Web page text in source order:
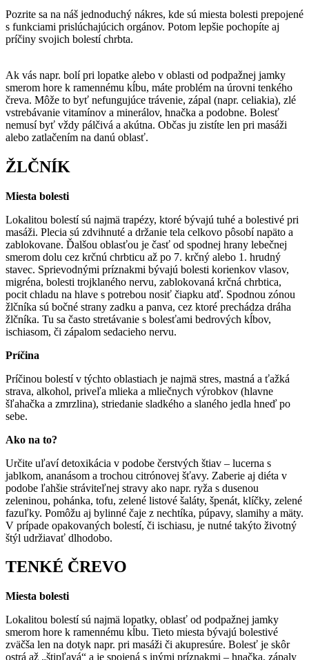
Pozrite sa na náš jednoduchý nákres, kde sú miesta bolesti prepojené
s funkciami prislúchajúcich orgánov. Potom lepšie pochopíte aj
príčiny svojich bolestí chrbta.
Ak vás napr. bolí pri lopatke alebo v oblasti od podpažnej jamky
smerom hore k ramennému kĺbu, máte problém na úrovni tenkého
čreva. Môže to byť nefungujúce trávenie, zápal (napr. celiakia), zlé
vstrebávanie vitamínov a minerálov, hnačka a podobne. Bolesť
nemusí byť vždy pálčivá a akútna. Občas ju zistíte len pri masáži
alebo zatlačením na danú oblasť.
ŽLČNÍK
Miesta bolesti
Lokalitou bolestí sú najmä trapézy, ktoré bývajú tuhé a bolestivé pri
masáži. Plecia sú zdvihnuté a držanie tela celkovo pôsobí napäto a
zablokovane. Ďalšou oblasťou je časť od spodnej hrany lebečnej
smerom dolu cez krčnú chrbticu až po 7. krčný alebo 1. hrudný
stavec. Sprievodnými príznakmi bývajú bolesti korienkov vlasov,
migréna, bolesti trojklaného nervu, zablokovaná krčná chrbtica,
pocit chladu na hlave s potrebou nosiť čiapku atď. Spodnou zónou
žlčníka sú bočné strany zadku a panva, cez ktoré prechádza dráha
žlčníka. Tu sa často stretávanie s bolesťami bedrových kĺbov,
ischiasom, či zápalom sedacieho nervu.
Príčina
Príčinou bolestí v týchto oblastiach je najmä stres, mastná a ťažká
strava, alkohol, priveľa mlieka a mliečnych výrobkov (hlavne
šľahačka a zmrzlina), striedanie sladkého a slaného jedla hneď po
sebe.
Ako na to?
Určite uľaví detoxikácia v podobe čerstvých štiav – lucerna s
jablkom, ananásom a trochou citrónovej šťavy. Zaberie aj diéta v
podobe ľahšie stráviteľnej stravy ako napr. ryža s dusenou
zeleninou, pohánka, tofu, zelené listové šaláty, špenát, klíčky, zelené
fazuľky. Pomôžu aj bylinné čaje z nechtíka, púpavy, slamihy a mäty.
V prípade opakovaných bolestí, či ischiasu, je nutné takýto životný
štýl udržiavať dlhodobo.
TENKÉ ČREVO
Miesta bolesti
Lokalitou bolestí sú najmä lopatky, oblasť od podpažnej jamky
smerom hore k ramennému kĺbu. Tieto miesta bývajú bolestivé
zväčša len na dotyk napr. pri masáži či akupresúre. Bolesť je skôr
ostrá až „štipľavá“ a je spojená s inými príznakmi – hnačka, zápaly